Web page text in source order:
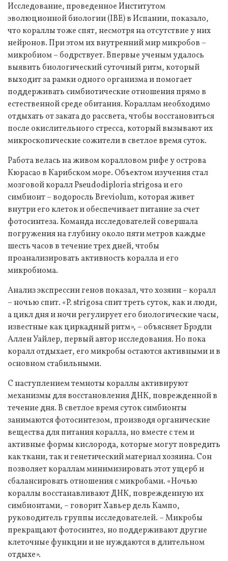
Исследование, проведенное Институтом
эволюционной биологии (IBE) в Испании, показало,
что кораллы тоже спят, несмотря на отсутствие у них
нейронов. При этом их внутренний мир микробов –
микробиом – бодрствует. Впервые ученым удалось
выявить биологический суточный ритм, который
выходит за рамки одного организма и помогает
поддерживать симбиотические отношения прямо в
естественной среде обитания. Кораллам необходимо
отдыхать от заката до рассвета, чтобы восстановиться
после окислительного стресса, который вызывают их
микроскопические сожители в светлое время суток.
Работа велась на живом коралловом рифе у острова
Кюрасао в Карибском море. Объектом изучения стал
мозговой коралл Pseudodiploria strigosa и его
симбионт – водоросль Breviolum, которая живет
внутри его клеток и обеспечивает питание за счет
фотосинтеза. Команда исследователей совершала
погружения на глубину около пяти метров каждые
шесть часов в течение трех дней, чтобы
проанализировать активность коралла и его
микробиома.
Анализ экспрессии генов показал, что хозяин – коралл
– ночью спит. «P. strigosa спит треть суток, как и люди,
а цикл дня и ночи регулирует его биологические часы,
известные как циркадный ритм», – объясняет Брэдли
Аллен Уайлер, первый автор исследования. Но пока
коралл отдыхает, его микробы остаются активными и в
основном стабильными.
С наступлением темноты кораллы активируют
механизмы для восстановления ДНК, поврежденной в
течение дня. В светлое время суток симбионты
занимаются фотосинтезом, производя органические
вещества для питания коралла, но вместе с тем и
активные формы кислорода, которые могут повредить
как ткани, так и генетический материал хозяина. Сон
позволяет кораллам минимизировать этот ущерб и
сбалансировать отношения с микробами. «Ночью
кораллы восстанавливают ДНК, поврежденную их
симбионтами, – говорит Хавьер дель Кампо,
руководитель группы исследователей. – Микробы
прекращают фотосинтез, но поддерживают другие
клеточные функции и не нуждаются в длительном
отдыхе».